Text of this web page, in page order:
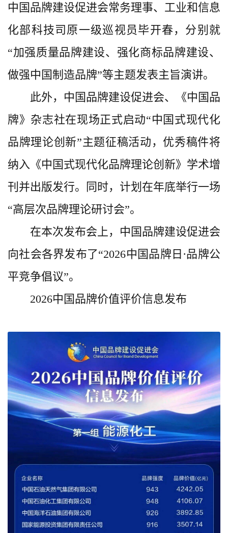
中国品牌建设促进会常务理事、工业和信息
化部科技司原一级巡视员毕开春，分别就
“加强质量品牌建设、强化商标品牌建设、
做强中国制造品牌”等主题发表主旨演讲。
此外，中国品牌建设促进会、《中国品
牌》杂志社在现场正式启动“中国式现代化
品牌理论创新”主题征稿活动，优秀稿件将
纳入《中国式现代化品牌理论创新》学术增
刊并出版发行。同时，计划在年底举行一场
“高层次品牌理论研讨会”。
在本次发布会上，中国品牌建设促进会
向社会各界发布了“2026中国品牌日·品牌公
平竞争倡议”。
2026中国品牌价值评价信息发布